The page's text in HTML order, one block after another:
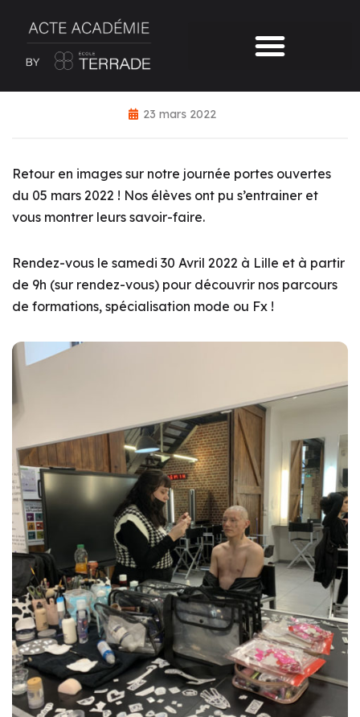
23 mars 2022
Retour en images sur notre journée portes ouvertes
du 05 mars 2022 ! Nos élèves ont pu s’entrainer et
vous montrer leurs savoir-faire.
Rendez-vous le samedi 30 Avril 2022 à Lille et à partir
de 9h (sur rendez-vous) pour découvrir nos parcours
de formations, spécialisation mode ou Fx !